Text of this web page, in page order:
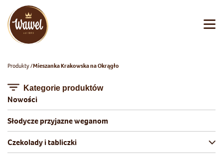
Produkty Mieszanka Krakowska na Okrągło
Kategorie produktów
Nowości
Słodycze przyjazne weganom
Czekolady i tabliczki